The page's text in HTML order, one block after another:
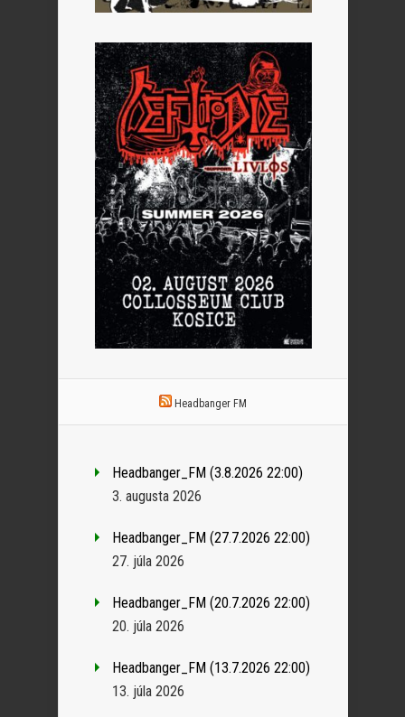
Headbanger FM
Headbanger_FM (3.8.2026 22:00)
3. augusta 2026
Headbanger_FM (27.7.2026 22:00)
27. júla 2026
Headbanger_FM (20.7.2026 22:00)
20. júla 2026
Headbanger_FM (13.7.2026 22:00)
13. júla 2026